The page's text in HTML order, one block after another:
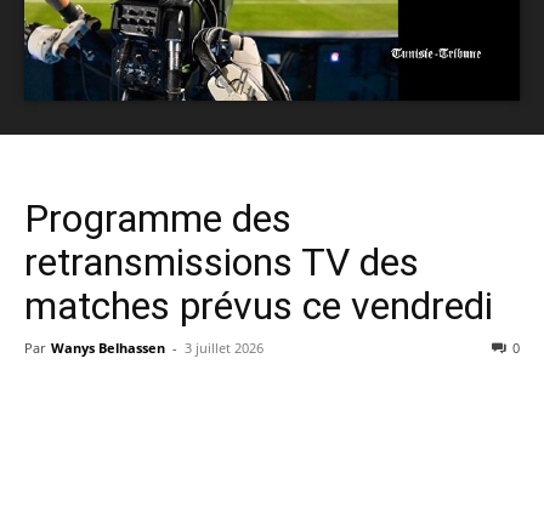
Programme des
retransmissions TV des
matches prévus ce vendredi
Par Wanys Belhassen - 3 juillet 2026 0